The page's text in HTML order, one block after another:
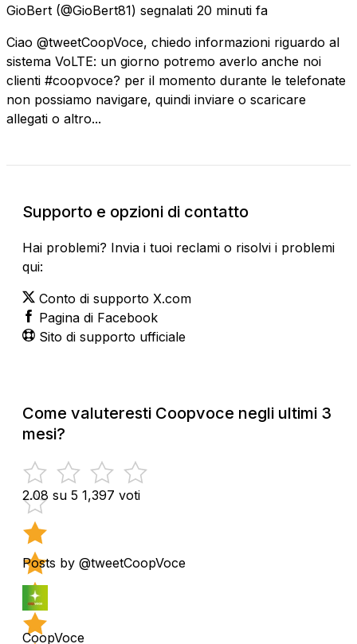
GioBert (@GioBert81) segnalati 20 minuti fa
Ciao @tweetCoopVoce, chiedo informazioni riguardo al
sistema VoLTE: un giorno potremo averlo anche noi
clienti #coopvoce? per il momento durante le telefonate
non possiamo navigare, quindi inviare o scaricare
allegati o altro...
Supporto e opzioni di contatto
Hai problemi? Invia i tuoi reclami o risolvi i problemi
qui:
Conto di supporto X.com
Pagina di Facebook
Sito di supporto ufficiale
Come valuteresti Coopvoce negli ultimi 3
mesi?
2.08 su 5 1,397 voti
Posts by @tweetCoopVoce
CoopVoce